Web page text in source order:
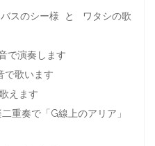
スのシー様 と ワタシの歌
で演奏します
で歌います
えます
重奏で「G線上のアリア」